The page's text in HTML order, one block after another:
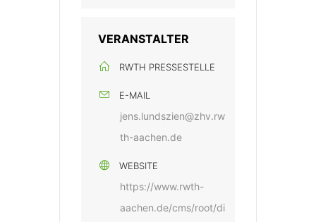
VERANSTALTER
RWTH PRESSESTELLE
E-MAIL
jens.lundszien@zhv.rw
th-aachen.de
WEBSITE
https://www.rwth-
aachen.de/cms/root/di